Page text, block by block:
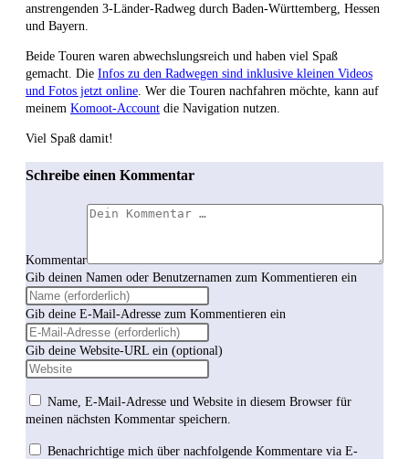
anstrengenden 3-Länder-Radweg durch Baden-Württemberg, Hessen
und Bayern.
Beide Touren waren abwechslungsreich und haben viel Spaß
gemacht. Die Infos zu den Radwegen sind inklusive kleinen Videos
und Fotos jetzt online . Wer die Touren nachfahren möchte, kann auf
meinem Komoot-Account die Navigation nutzen.
Viel Spaß damit!
Schreibe einen Kommentar
Kommentar
Gib deinen Namen oder Benutzernamen zum Kommentieren ein
Gib deine E-Mail-Adresse zum Kommentieren ein
Gib deine Website-URL ein (optional)
Name, E-Mail-Adresse und Website in diesem Browser für
meinen nächsten Kommentar speichern.
Benachrichtige mich über nachfolgende Kommentare via E-